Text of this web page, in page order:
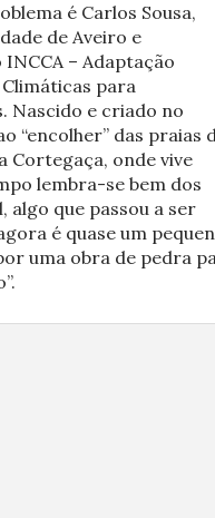
é Carlos Sousa,
de Aveiro e
– Adaptação
para
Nascido e criado no
“encolher” das praias
Cortegaça, onde vive
lembra-se bem dos
algo que passou a ser
é quase um
uma obra de pedra